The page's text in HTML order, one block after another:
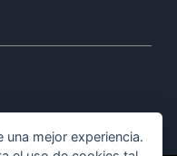
mejor experiencia.